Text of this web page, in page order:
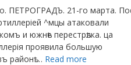
21-го марта.
^мцы атаковали
и южнѣе перестрѣлка. ца
проявила большую
районѣ … Read more